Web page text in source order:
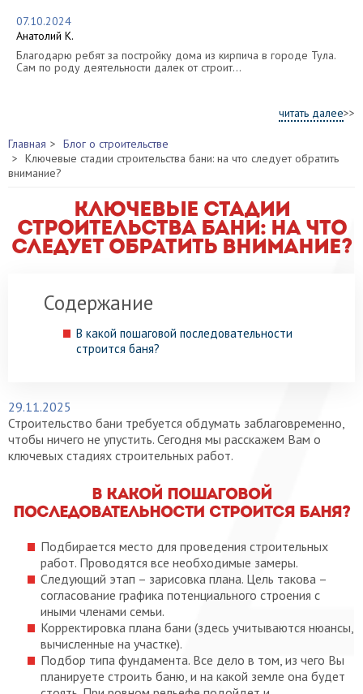
07.10.2024
Анатолий К.
Благодарю ребят за постройку дома из кирпича в городе Тула.
Сам по роду деятельности далек от строит...
читать далее>>
Главная
Блог о строительстве
Ключевые стадии строительства бани: на что следует обратить
внимание?
Ключевые стадии
строительства бани: на что
следует обратить внимание?
Содержание
В какой пошаговой последовательности
строится баня?
29.11.2025
Строительство бани требуется обдумать заблаговременно,
чтобы ничего не упустить. Сегодня мы расскажем Вам о
ключевых стадиях строительных работ.
В какой пошаговой
последовательности строится баня?
Подбирается место для проведения строительных
работ. Проводятся все необходимые замеры.
Следующий этап – зарисовка плана. Цель такова –
согласование графика потенциального строения с
иными членами семьи.
Корректировка плана бани (здесь учитываются нюансы,
вычисленные на участке).
Подбор типа фундамента. Все дело в том, из чего Вы
планируете строить баню, и на какой земле она будет